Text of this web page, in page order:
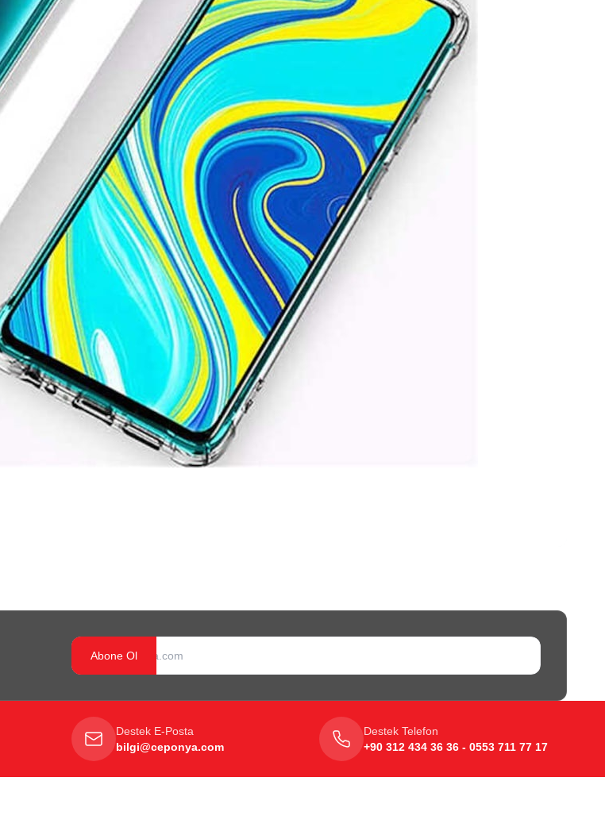
Abone Ol
Destek E-Posta
bilgi@ceponya.com
Destek Telefon
+90 312 434 36 36 - 0553 711 77 17